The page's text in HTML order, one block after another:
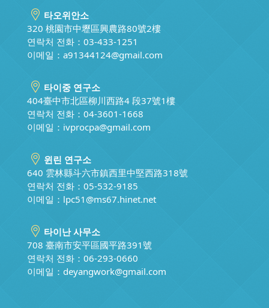
타오위안소
320 桃園市中壢區興農路80號2樓
연락처 전화：03-433-1251
이메일： a91344124@gmail.com
타이중 연구소
404臺中市北區柳川西路4 段37號1樓
연락처 전화：04-3601-1668
이메일： ivprocpa@gmail.com
윈린 연구소
640 雲林縣斗六市鎮西里中堅西路318號
연락처 전화：05-532-9185
이메일： lpc51@ms67.hinet.net
타이난 사무소
708 臺南市安平區國平路391號
연락처 전화：06-293-0660
이메일： deyangwork@gmail.com